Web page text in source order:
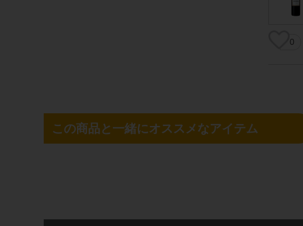
0
この商品と一緒にオススメなアイテム